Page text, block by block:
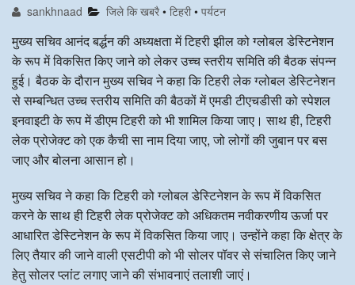
sankhnaad जिले कि खबरै •टिहरी•पर्यटन
मुख्य सचिव आनंद बर्द्धन की अध्यक्षता में टिहरी झील को ग्लोबल डेस्टिनेशन
के रूप में विकसित किए जाने को लेकर उच्च स्तरीय समिति की बैठक संपन्न
हुई। बैठक के दौरान मुख्य सचिव ने कहा कि टिहरी लेक ग्लोबल डेस्टिनेशन
से सम्बन्धित उच्च स्तरीय समिति की बैठकों में एमडी टीएचडीसी को स्पेशल
इनवाइटी के रूप में डीएम टिहरी को भी शामिल किया जाए। साथ ही, टिहरी
लेक प्रोजेक्ट को एक कैची सा नाम दिया जाए, जो लोगों की जुबान पर बस
जाए और बोलना आसान हो।
मुख्य सचिव ने कहा कि टिहरी को ग्लोबल डेस्टिनेशन के रूप में विकसित
करने के साथ ही टिहरी लेक प्रोजेक्ट को अधिकतम नवीकरणीय ऊर्जा पर
आधारित डेस्टिनेशन के रूप में विकसित किया जाए। उन्होंने कहा कि क्षेत्र के
लिए तैयार की जाने वाली एसटीपी को भी सोलर पॉवर से संचालित किए जाने
हेतु सोलर प्लांट लगाए जाने की संभावनाएं तलाशी जाएं।